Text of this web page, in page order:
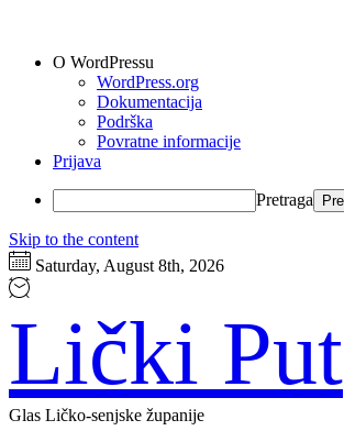
O WordPressu
WordPress.org
Dokumentacija
Podrška
Povratne informacije
Prijava
Pretraga
Skip to the content
Saturday, August 8th, 2026
Lički Put
Glas Ličko-senjske županije